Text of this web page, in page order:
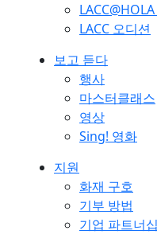
LACC 오디션
보고 듣다
행사
마스터클래스
영상
Sing! 영화
지원
화재 구호
기부 방법
기업 파트너십